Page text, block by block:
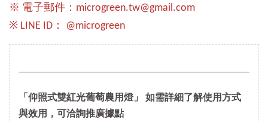
※ 電子郵件：microgreen.tw@gmail.com
※ LINE ID： @microgreen
「仰照式雙紅光葡萄農用燈」 如需詳細了解使用方式
與效用，可洽詢推廣據點